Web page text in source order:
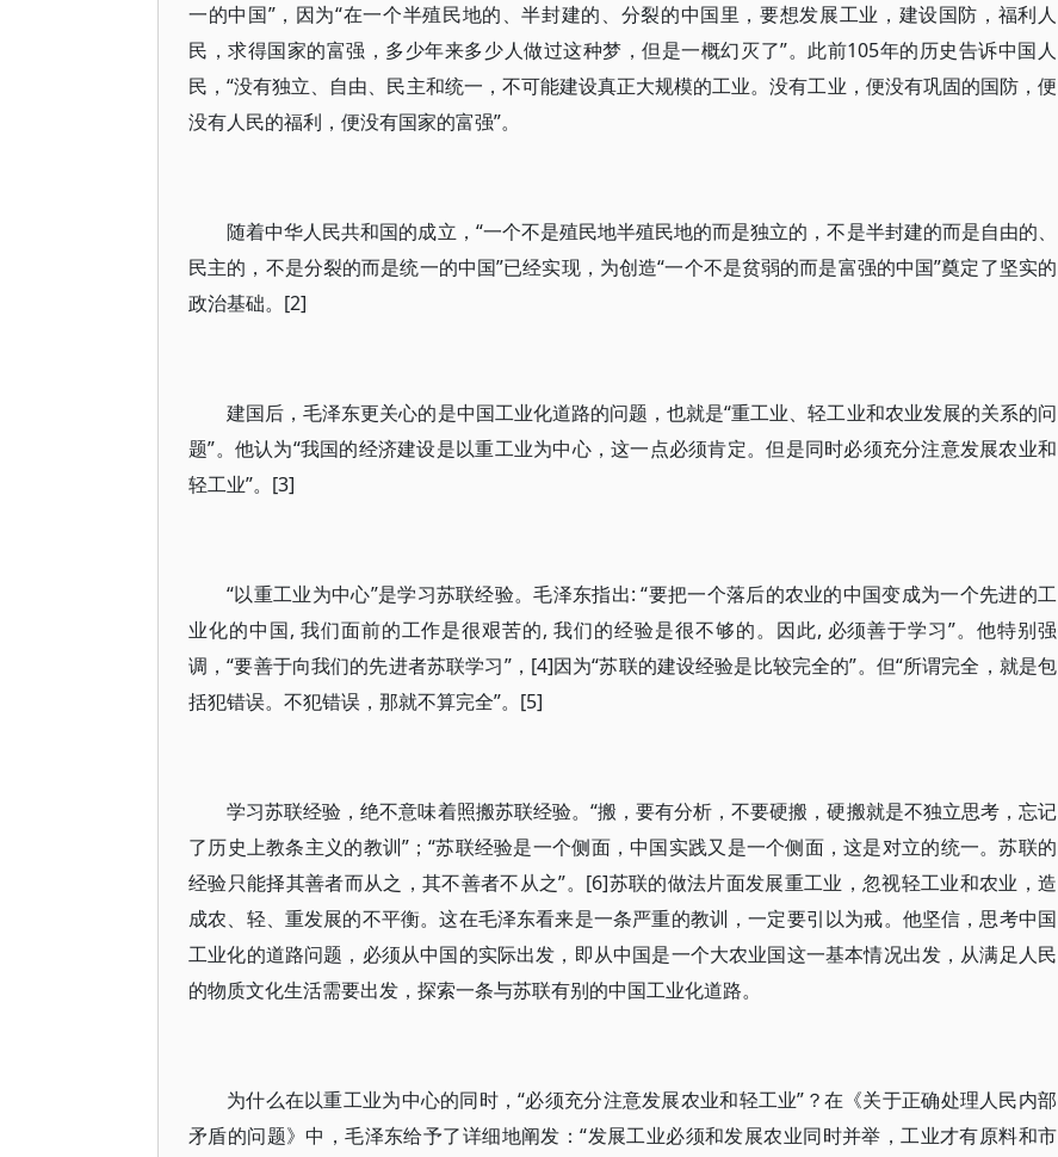
一的中国”，因为“在一个半殖民地的、半封建的、分裂的中国里，要想发展工业，建设国防，福利人
民，求得国家的富强，多少年来多少人做过这种梦，但是一概幻灭了”。此前105年的历史告诉中国人
民，“没有独立、自由、民主和统一，不可能建设真正大规模的工业。没有工业，便没有巩固的国防，便
没有人民的福利，便没有国家的富强”。
随着中华人民共和国的成立，“一个不是殖民地半殖民地的而是独立的，不是半封建的而是自由的、
民主的，不是分裂的而是统一的中国”已经实现，为创造“一个不是贫弱的而是富强的中国”奠定了坚实的
政治基础。[2]
建国后，毛泽东更关心的是中国工业化道路的问题，也就是“重工业、轻工业和农业发展的关系的问
题”。他认为“我国的经济建设是以重工业为中心，这一点必须肯定。但是同时必须充分注意发展农业和
轻工业”。[3]
“以重工业为中心”是学习苏联经验。毛泽东指出: “要把一个落后的农业的中国变成为一个先进的工
业化的中国, 我们面前的工作是很艰苦的, 我们的经验是很不够的。因此, 必须善于学习”。他特别强
调，“要善于向我们的先进者苏联学习”，[4]因为“苏联的建设经验是比较完全的”。但“所谓完全，就是包
括犯错误。不犯错误，那就不算完全”。[5]
学习苏联经验，绝不意味着照搬苏联经验。“搬，要有分析，不要硬搬，硬搬就是不独立思考，忘记
了历史上教条主义的教训”；“苏联经验是一个侧面，中国实践又是一个侧面，这是对立的统一。苏联的
经验只能择其善者而从之，其不善者不从之”。[6]苏联的做法片面发展重工业，忽视轻工业和农业，造
成农、轻、重发展的不平衡。这在毛泽东看来是一条严重的教训，一定要引以为戒。他坚信，思考中国
工业化的道路问题，必须从中国的实际出发，即从中国是一个大农业国这一基本情况出发，从满足人民
的物质文化生活需要出发，探索一条与苏联有别的中国工业化道路。
为什么在以重工业为中心的同时，“必须充分注意发展农业和轻工业”？在《关于正确处理人民内部
矛盾的问题》中，毛泽东给予了详细地阐发：“发展工业必须和发展农业同时并举，工业才有原料和市